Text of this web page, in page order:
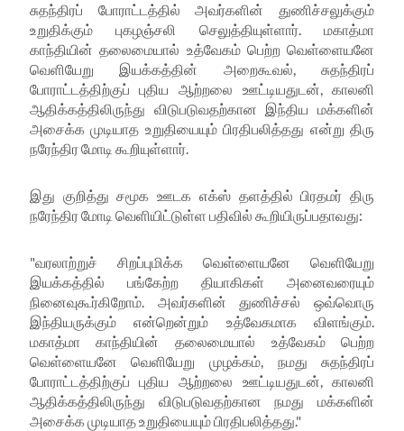
சுதந்திரப் போராட்டத்தில் அவர்களின் துணிச்சலுக்கும்
உறுதிக்கும் புகழஞ்சலி செலுத்தியுள்ளார். மகாத்மா
காந்தியின் தலைமையால் உத்வேகம் பெற்ற வெள்ளையனே
வெளியேறு இயக்கத்தின் அறைகூவல், சுதந்திரப்
போராட்டத்திற்குப் புதிய ஆற்றலை ஊட்டியதுடன், காலனி
ஆதிக்கத்திலிருந்து விடுபடுவதற்கான இந்திய மக்களின்
அசைக்க முடியாத உறுதியையும் பிரதிபலித்தது என்று திரு
நரேந்திர மோடி கூறியுள்ளார்.
இது குறித்து சமூக ஊடக எக்ஸ் தளத்தில் பிரதமர் திரு
நரேந்திர மோடி வெளியிட்டுள்ள பதிவில் கூறியிருப்பதாவது:
"வரலாற்றுச் சிறப்புமிக்க வெள்ளையனே வெளியேறு
இயக்கத்தில் பங்கேற்ற தியாகிகள் அனைவரையும்
நினைவுகூர்கிறோம். அவர்களின் துணிச்சல் ஒவ்வொரு
இந்தியருக்கும் என்றென்றும் உத்வேகமாக விளங்கும்.
மகாத்மா காந்தியின் தலைமையால் உத்வேகம் பெற்ற
வெள்ளையனே வெளியேறு முழக்கம், நமது சுதந்திரப்
போராட்டத்திற்குப் புதிய ஆற்றலை ஊட்டியதுடன், காலனி
ஆதிக்கத்திலிருந்து விடுபடுவதற்கான நமது மக்களின்
அசைக்க முடியாத உறுதியையும் பிரதிபலித்தது."